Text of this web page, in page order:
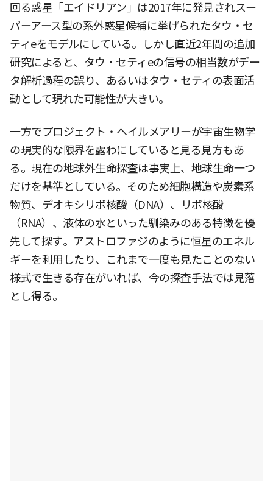
回る惑星「エイドリアン」は2017年に発見されスー
パーアース型の系外惑星候補に挙げられたタウ・セ
ティeをモデルにしている。しかし直近2年間の追加
研究によると、タウ・セティeの信号の相当数がデー
タ解析過程の誤り、あるいはタウ・セティの表面活
動として現れた可能性が大きい。
一方でプロジェクト・ヘイルメアリーが宇宙生物学
の現実的な限界を露わにしていると見る見方もあ
る。現在の地球外生命探査は事実上、地球生命一つ
だけを基準としている。そのため細胞構造や炭素系
物質、デオキシリボ核酸（DNA）、リボ核酸
（RNA）、液体の水といった馴染みのある特徴を優
先して探す。アストロファジのように恒星のエネル
ギーを利用したり、これまで一度も見たことのない
様式で生きる存在がいれば、今の探査手法では見落
とし得る。